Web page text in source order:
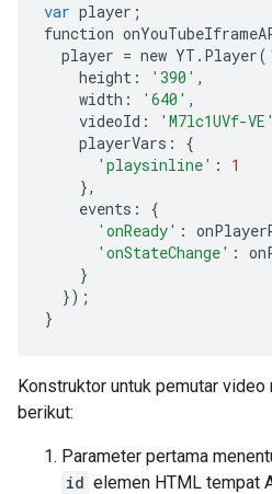
var player ;
function
player = new YT . Player(
height : '390' ,
width : '640' ,
videoId : 'M7lc1UVf-VE'
playerVars :
{
'playsinline' :
1
},
events :
{
'onReady' :
'onStateChange' :
}
});
}
Konstruktor untuk pemutar video
berikut:
Parameter pertama
id elemen HTML tempat